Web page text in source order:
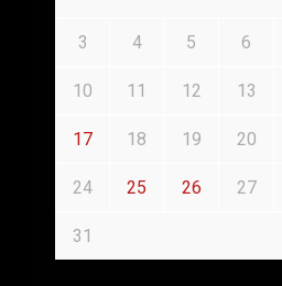
3 4 5 6
10 11 12 13
17 18 19 20
24 25 26 27
31